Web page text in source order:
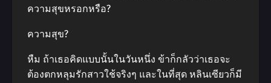
ความสุขหรอกหรือ?
ความสุข?
หืม ถ้าเธอคิดแบบนั้นในวันหนึ่ง ข้าก็กลัวว่าเธอจะ
ต้องตกหลุมรักสาวใช้จริงๆ และในที่สุด หลินเซียวก็มี